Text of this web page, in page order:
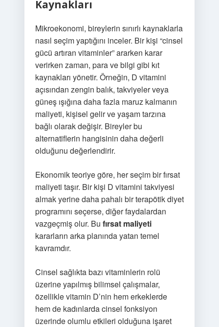
Kaynakları
Mikroekonomi, bireylerin sınırlı kaynaklarla
nasıl seçim yaptığını inceler. Bir kişi “cinsel
gücü artıran vitaminler” ararken karar
verirken zaman, para ve bilgi gibi kıt
kaynakları yönetir. Örneğin, D vitamini
açısından zengin balık, takviyeler veya
güneş ışığına daha fazla maruz kalmanın
maliyeti, kişisel gelir ve yaşam tarzına
bağlı olarak değişir. Bireyler bu
alternatiflerin hangisinin daha değerli
olduğunu değerlendirir.
Ekonomik teoriye göre, her seçim bir fırsat
maliyeti taşır. Bir kişi D vitamini takviyesi
almak yerine daha pahalı bir terapötik diyet
programını seçerse, diğer faydalardan
vazgeçmiş olur. Bu fırsat maliyeti
kararların arka planında yatan temel
kavramdır.
Cinsel sağlıkta bazı vitaminlerin rolü
üzerine yapılmış bilimsel çalışmalar,
özellikle vitamin D’nin hem erkeklerde
hem de kadınlarda cinsel fonksiyon
üzerinde olumlu etkileri olduğuna işaret